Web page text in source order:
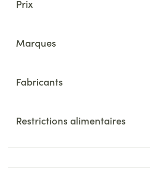
Prix
Marques
Fabricants
Restrictions alimentaires